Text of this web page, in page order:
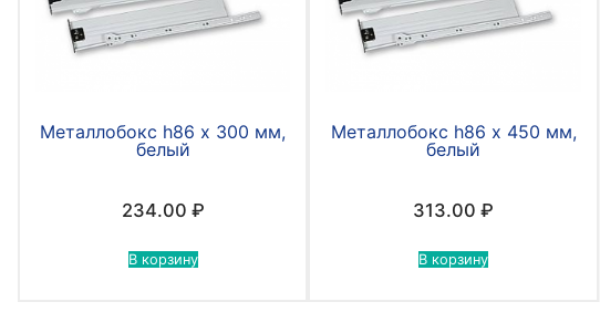
Металлобокс h86 х 300 мм,
белый
234.00 ₽
В корзину
Металлобокс h86 х 450 мм,
белый
313.00₽
В корзину